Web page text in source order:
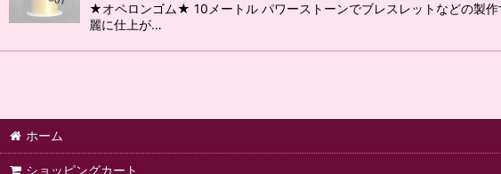
★オペロンゴム★ 10メートル パワーストーンでブレスレットなどの製
麗に仕上が…
ホーム
ショッピングカート